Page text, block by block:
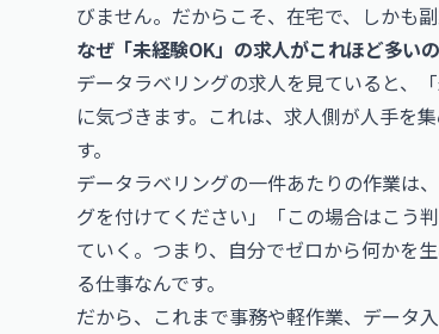
びません。だからこそ、在宅で、しかも
なぜ「未経験OK」の求人がこれほど多い
データラベリングの求人を見ていると、
に気づきます。これは、求人側が人手を
す。
データラベリングの一件あたりの作業は
グを付けてください」「この場合はこう
ていく。つまり、自分でゼロから何かを
る仕事なんです。
だから、これまで事務や軽作業、データ